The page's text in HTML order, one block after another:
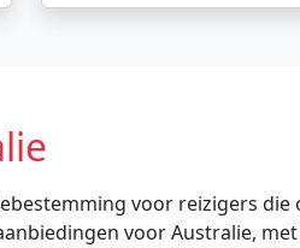
voor reizigers die
voor Australie,